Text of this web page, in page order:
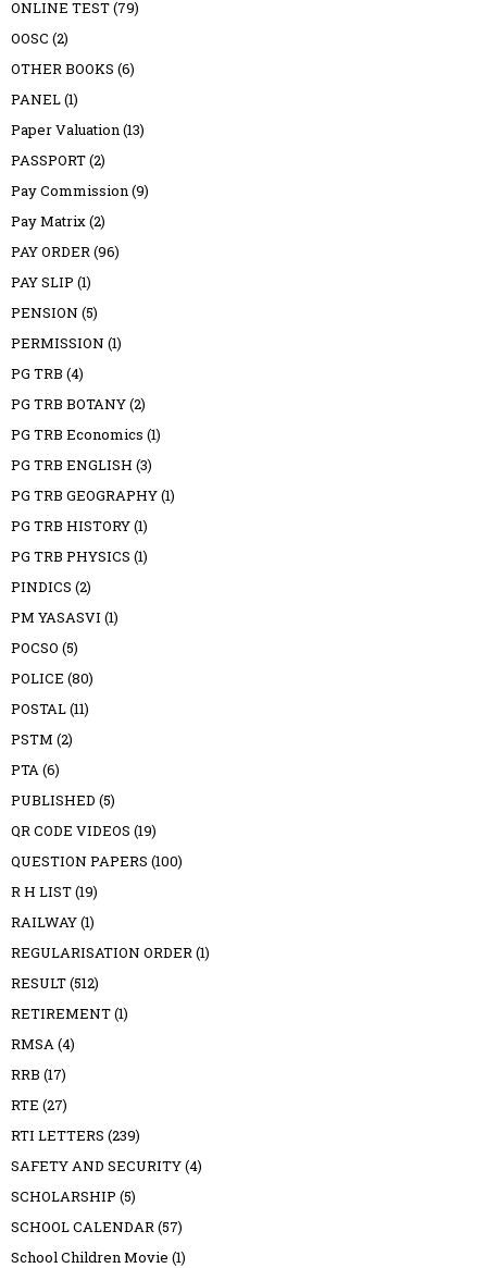
ONLINE TEST(79)
OOSC (2)
OTHER BOOKS (6)
PANEL(1)
Paper Valuation(13)
PASSPORT(2)
Pay Commission(9)
Pay Matrix(2)
PAY ORDER(96)
PAY SLIP (1)
PENSION (5)
PERMISSION (1)
PG TRB (4)
PG TRB BOTANY(2)
PG TRB Economics (1)
PG TRB ENGLISH (3)
PG TRB GEOGRAPHY(1)
PG TRB HISTORY(1)
PG TRB PHYSICS (1)
PINDICS (2)
PM YASASVI (1)
POCSO (5)
POLICE (80)
POSTAL(11)
PSTM (2)
PTA(6)
PUBLISHED (5)
QR CODE VIDEOS (19)
QUESTION PAPERS (100)
R H LIST(19)
RAILWAY(1)
REGULARISATION ORDER(1)
RESULT(512)
RETIREMENT(1)
RMSA(4)
RRB (17)
RTE (27)
RTI LETTERS (239)
SAFETY AND SECURITY(4)
SCHOLARSHIP (5)
SCHOOL CALENDAR(57)
School Children Movie (1)